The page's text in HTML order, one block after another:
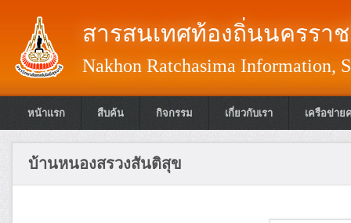
สารสนเทศท้องถิ่นนครรา
Nakhon Ratchasima Information,
หน้าแรก สืบค้น กิจกรรม เกี่ยวกับเรา เครือข่าย
บ้านหนองสรวงสันติสุข